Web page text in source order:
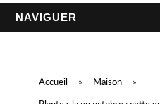
s
NAVIGUER
Accueil » Maison »